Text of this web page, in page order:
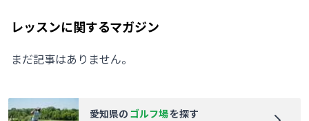
レッスンに関するマガジン
まだ記事はありません。
愛知県の ゴルフ場を探す